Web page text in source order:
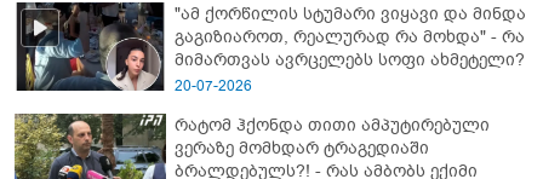
"ამ ქორწილის სტუმარი ვიყავი და მინდა
გაგიზიაროთ, რეალურად რა მოხდა" - რა
მიმართვას ავრცელებს სოფი ახმეტელი?
20-07-2026
რატომ ჰქონდა თითი ამპუტირებული
ვერაზე მომხდარ ტრაგედიაში
ბრალდებულს?! - რას ამბობს ექიმი